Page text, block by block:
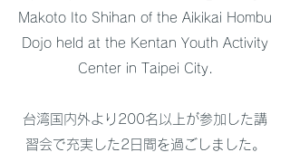
Makoto Ito Shihan of the Aikikai Hombu
Dojo held at the Kentan Youth Activity
Center in Taipei City.
台湾国内外より200名以上が参加した講
習会で充実した2日間を過ごしました。